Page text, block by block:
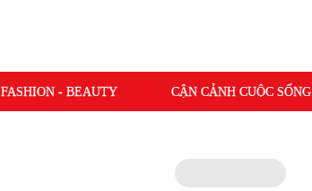
FASHION - BEAUTY CẬN CẢNH CUỘC SỐNG